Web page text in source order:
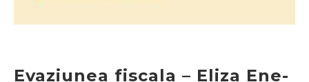
Evaziunea fiscala – Eliza Ene-